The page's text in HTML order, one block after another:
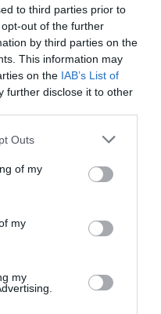
to third parties prior to
out of the further
by third parties on the
This information may
on the IAB’s List of
further disclose it to other
one or more Google
You may click to
its third-party tags to
in below Google
Outs
of my
my
my